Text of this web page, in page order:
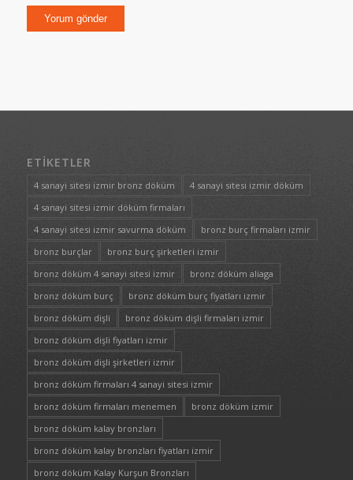
ETIKETLER
4 sanayi sitesi izmir bronz döküm
4 sanayi sitesi izmir döküm
4 sanayi sitesi izmir döküm firmaları
4 sanayi sitesi izmir savurma döküm
bronz burç firmaları izmir
bronz burçlar
bronz burç şirketleri izmir
bronz döküm 4 sanayi sitesi izmir
bronz döküm aliaga
bronz döküm burç
bronz döküm burç fiyatları izmir
bronz döküm dişli
bronz döküm dişli firmaları izmir
bronz döküm dişli fiyatları izmir
bronz döküm dişli şirketleri izmir
bronz döküm firmaları 4 sanayi sitesi izmir
bronz döküm firmaları menemen
bronz döküm izmir
bronz döküm kalay bronzları
bronz döküm kalay bronzları fiyatları izmir
bronz döküm Kalay Kurşun Bronzları